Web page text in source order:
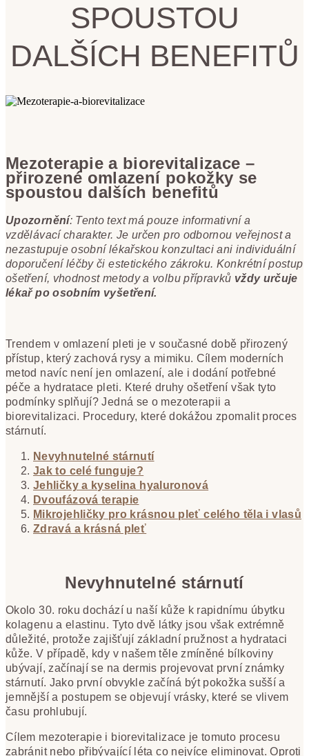
SPOUSTOU
DALŠÍCH BENEFITŮ
Mezoterapie a biorevitalizace –
přirozené omlazení pokožky se
spoustou dalších benefitů
Upozornění: Tento text má pouze informativní a
vzdělávací charakter. Je určen pro odbornou veřejnost a
nezastupuje osobní lékařskou konzultaci ani individuální
doporučení léčby či estetického zákroku. Konkrétní postup
ošetření, vhodnost metody a volbu přípravků vždy určuje
lékař po osobním vyšetření.
Trendem v omlazení pleti je v současné době přirozený
přístup, který zachová rysy a mimiku. Cílem moderních
metod navíc není jen omlazení, ale i dodání potřebné
péče a hydratace pleti. Které druhy ošetření však tyto
podmínky splňují? Jedná se o mezoterapii a
biorevitalizaci. Procedury, které dokážou zpomalit proces
stárnutí.
Nevyhnutelné stárnutí
Jak to celé funguje?
Jehličky a kyselina hyaluronová
Dvoufázová terapie
Mikrojehličky pro krásnou pleť celého těla i vlasů
Zdravá a krásná pleť
Nevyhnutelné stárnutí
Okolo 30. roku dochází u naší kůže k rapidnímu úbytku
kolagenu a elastinu. Tyto dvě látky jsou však extrémně
důležité, protože zajišťují základní pružnost a hydrataci
kůže. V případě, kdy v našem těle zmíněné bílkoviny
ubývají, začínají se na dermis projevovat první známky
stárnutí. Jako první obvykle začíná být pokožka sušší a
jemnější a postupem se objevují vrásky, které se vlivem
času prohlubují.
Cílem mezoterapie i biorevitalizace je tomuto procesu
zabránit nebo přibývající léta co nejvíce eliminovat. Oproti